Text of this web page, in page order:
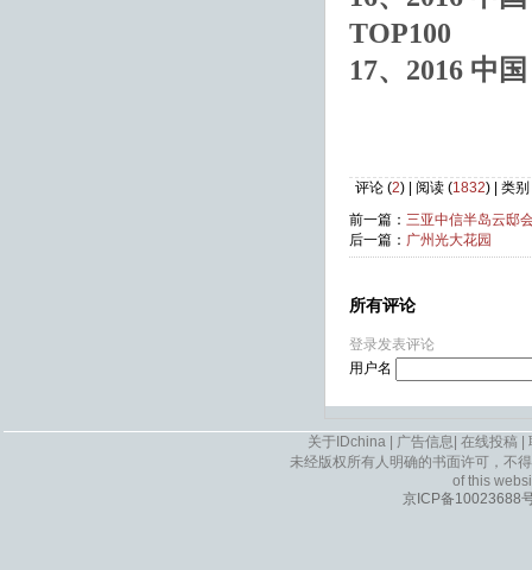
TOP100
17、2016 中
评论 (2) | 阅读 (1832) | 类别
前一篇： 三亚中信半岛云邸
后一篇： 广州光大花园
所有评论
登录发表评论
用户名
关于IDchina 广告信息 在线投稿
未经版权所有人明确的书面许可，不
of this
京ICP备10023688